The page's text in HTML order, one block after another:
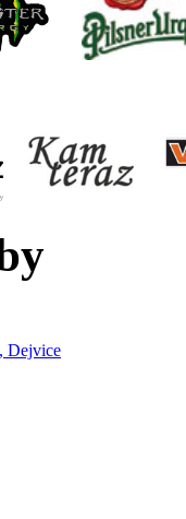
Dejvice